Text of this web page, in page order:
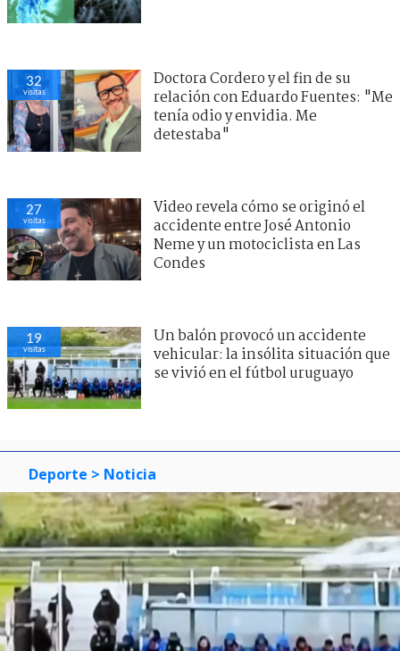
32
visitas
Doctora Cordero y el fin de su
relación con Eduardo Fuentes: "Me
tenía odio y envidia. Me
detestaba"
27
visitas
Video revela cómo se originó el
accidente entre José Antonio
Neme y un motociclista en Las
Condes
19
visitas
Un balón provocó un accidente
vehicular: la insólita situación que
se vivió en el fútbol uruguayo
Deporte > Noticia